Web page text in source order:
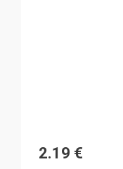
2.19 €